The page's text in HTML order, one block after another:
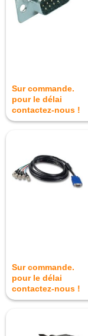
Sur commande.
pour le délai
contactez-nous !
Sur commande.
pour le délai
contactez-nous !